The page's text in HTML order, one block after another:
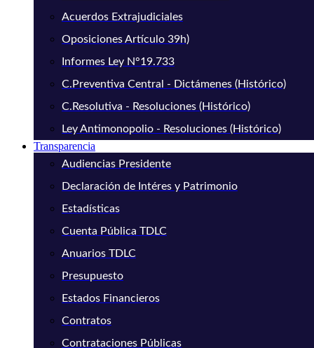
Acuerdos Extrajudiciales
Oposiciones Artículo 39h)
Informes Ley N°19.733
C.Preventiva Central - Dictámenes (Histórico)
C.Resolutiva - Resoluciones (Histórico)
Ley Antimonopolio - Resoluciones (Histórico)
Transparencia
Audiencias Presidente
Declaración de Intéres y Patrimonio
Estadísticas
Cuenta Pública TDLC
Anuarios TDLC
Presupuesto
Estados Financieros
Contratos
Contrataciones Públicas